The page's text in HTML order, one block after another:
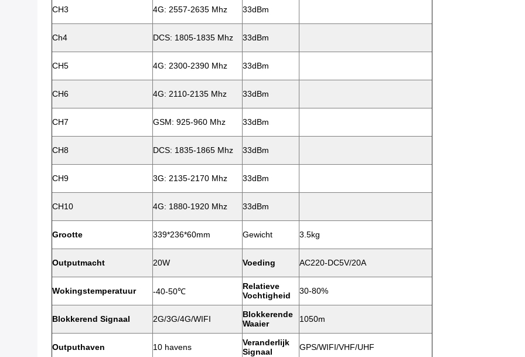
CH3 4G: 2557-2635 Mhz 33dBm
Ch4 DCS: 1805-1835 Mhz 33dBm
CH5 4G: 2300-2390 Mhz 33dBm
CH6 4G: 2110-2135 Mhz 33dBm
CH7 GSM: 925-960 Mhz 33dBm
CH8 DCS: 1835-1865 Mhz 33dBm
CH9 3G: 2135-2170 Mhz 33dBm
CH10 4G: 1880-1920 Mhz 33dBm
Grootte 339*236*60mm Gewicht 3.5kg
Outputmacht 20W Voeding AC220-DC5V/20A
Wokingstemperatuur -40-50℃
Relatieve
Vochtigheid
30-80%
Blokkerend Signaal 2G/3G/4G/WIFI
Blokkerende
Waaier
1050m
Outputhaven 10 havens
Veranderlijk
Signaal
GPS/WIFI/VHF/UHF